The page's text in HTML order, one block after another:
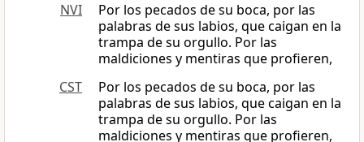
NVI
Por los pecados de su boca, por las
palabras de sus labios, que caigan en la
trampa de su orgullo. Por las
maldiciones y mentiras que profieren,
CST
Por los pecados de su boca, por las
palabras de sus labios, que caigan en la
trampa de su orgullo. Por las
maldiciones y mentiras que profieren,